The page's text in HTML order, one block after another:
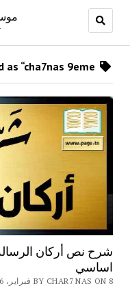
7
شرح نص أركان
اساسي
BY CHAR7 NAS ON 8 فبراير، 2026